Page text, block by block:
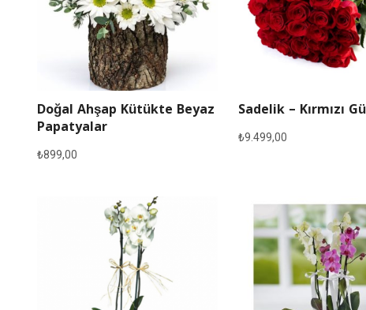
Doğal Ahşap Kütükte Beyaz
Papatyalar
₺899,00
Sadelik – Kırmızı
₺9.499,00